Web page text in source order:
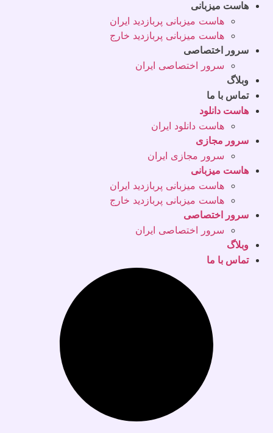
هاست میزبانی
هاست میزبانی پربازدید ایران
هاست میزبانی پربازدید خارج
سرور اختصاصی
سرور اختصاصی ایران
وبلاگ
تماس با ما
هاست دانلود
هاست دانلود ایران
سرور مجازی
سرور مجازی ایران
هاست میزبانی
هاست میزبانی پربازدید ایران
هاست میزبانی پربازدید خارج
سرور اختصاصی
سرور اختصاصی ایران
وبلاگ
تماس با ما